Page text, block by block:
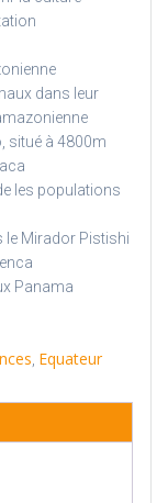
dans leur
situé à 4800m
les populations
le Mirador Pistishi
Panama
, Equateur